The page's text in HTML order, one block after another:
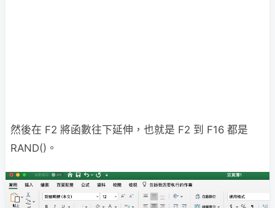
然後在 F2 將函數往下延伸，也就是 F2 到 F16 都是
RAND()。